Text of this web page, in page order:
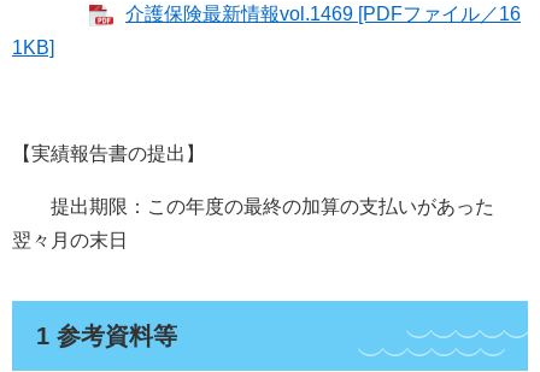
介護保険最新情報vol.1469 [PDFファイル／16
1KB]
【実績報告書の提出】
提出期限：この年度の最終の加算の支払いがあった
翌々月の末日
1 参考資料等